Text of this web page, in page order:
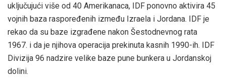
uključujući više od 40 Amerikanaca, IDF ponovno aktivira 45
vojnih baza raspoređenih između Izraela i Jordana. IDF je
rekao da su baze izgrađene nakon Šestodnevnog rata
1967. i da je njihova operacija prekinuta kasnih 1990-ih. IDF
Divizija 96 nadzire velike baze pune bunkera u Jordanskoj
dolini.